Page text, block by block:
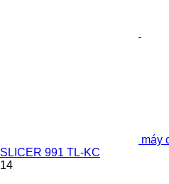
máy
SLICER 991 TL-KC
14